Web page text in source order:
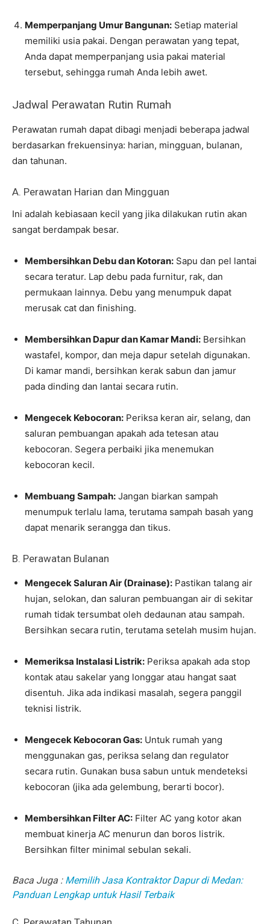
Memperpanjang Umur Bangunan: Setiap material
memiliki usia pakai. Dengan perawatan yang tepat,
Anda dapat memperpanjang usia pakai material
tersebut, sehingga rumah Anda lebih awet.
Jadwal Perawatan Rutin Rumah
Perawatan rumah dapat dibagi menjadi beberapa jadwal
berdasarkan frekuensinya: harian, mingguan, bulanan,
dan tahunan.
A. Perawatan Harian dan Mingguan
Ini adalah kebiasaan kecil yang jika dilakukan rutin akan
sangat berdampak besar.
Membersihkan Debu dan Kotoran: Sapu dan pel lantai
secara teratur. Lap debu pada furnitur, rak, dan
permukaan lainnya. Debu yang menumpuk dapat
merusak cat dan finishing.
Membersihkan Dapur dan Kamar Mandi: Bersihkan
wastafel, kompor, dan meja dapur setelah digunakan.
Di kamar mandi, bersihkan kerak sabun dan jamur
pada dinding dan lantai secara rutin.
Mengecek Kebocoran: Periksa keran air, selang, dan
saluran pembuangan apakah ada tetesan atau
kebocoran. Segera perbaiki jika menemukan
kebocoran kecil.
Membuang Sampah: Jangan biarkan sampah
menumpuk terlalu lama, terutama sampah basah yang
dapat menarik serangga dan tikus.
B. Perawatan Bulanan
Mengecek Saluran Air (Drainase): Pastikan talang air
hujan, selokan, dan saluran pembuangan air di sekitar
rumah tidak tersumbat oleh dedaunan atau sampah.
Bersihkan secara rutin, terutama setelah musim hujan.
Memeriksa Instalasi Listrik: Periksa apakah ada stop
kontak atau sakelar yang longgar atau hangat saat
disentuh. Jika ada indikasi masalah, segera panggil
teknisi listrik.
Mengecek Kebocoran Gas: Untuk rumah yang
menggunakan gas, periksa selang dan regulator
secara rutin. Gunakan busa sabun untuk mendeteksi
kebocoran (jika ada gelembung, berarti bocor).
Membersihkan Filter AC: Filter AC yang kotor akan
membuat kinerja AC menurun dan boros listrik.
Bersihkan filter minimal sebulan sekali.
Baca Juga : Memilih Jasa Kontraktor Dapur di Medan:
Panduan Lengkap untuk Hasil Terbaik